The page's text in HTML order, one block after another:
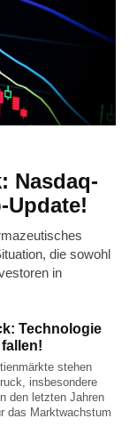
Nasdaq-
Update!
die sowohl
in
Technologie
stehen
insbesondere
den letzten Jahren
das Marktwachstum